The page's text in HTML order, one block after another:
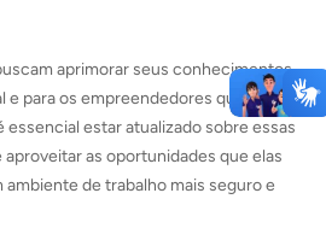
aprimorar seus conhecimentos
e para os empreendedores que
estar atualizado sobre essas
as oportunidades que elas
de trabalho mais seguro e